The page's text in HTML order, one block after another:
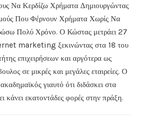
Να Κερδίζω Χρήματα Δημιουργώντας
Που Φέρνουν Χρήματα Χωρίς Να
Πολύ Χρόνο. Ο Κώστας μετράει 27
marketing ξεκινώντας στα 18 του
επιχειρήσεων και αργότερα ως
σε μικρές και μεγάλες εταιρείες. Ο
γιαυτό ότι διδάσκει στα
κάνει εκατοντάδες φορές στην πράξη.